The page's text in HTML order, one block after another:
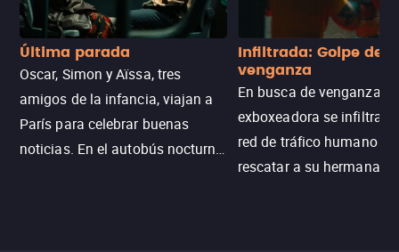
Última parada
Oscar, Simon y Aïssa, tres
amigos de la infancia, viajan a
París para celebrar buenas
noticias. En el autobús nocturno
Infiltrada: Golpe de
venganza
En busca de venganza,
exboxeadora se infiltra
red de tráfico humano
rescatar a su hermana